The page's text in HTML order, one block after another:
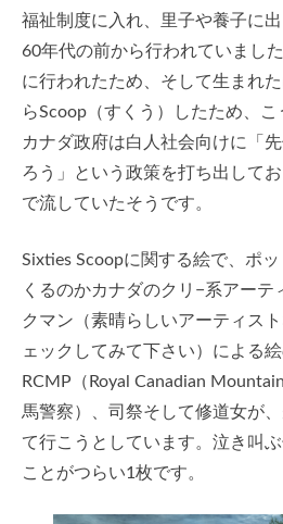
福祉制度に入れ、里子や養子に
60年代の前から行われていまし
に行われたため、そして生まれ
らScoop（すくう）したため、
カナダ政府は白人社会向けに「
ろう」という政策を打ち出して
で流していたそうです。
Sixties Scoopに関する絵で、ポ
くるのかカナダのクリ−系アーテ
クマン（素晴らしいアーティス
ェックしてみて下さい）による
RCMP（Royal Canadian
馬警察）、司祭そして修道女が
て行こうとしています。泣き叫
ことがつらい1枚です。